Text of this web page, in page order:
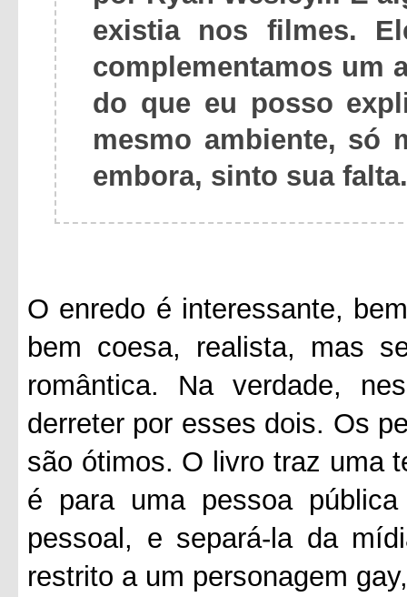
existia nos filmes.
complementamos um
do que eu posso
mesmo ambiente, só
embora, sinto sua
O enredo é interessante,
bem coesa, realista, mas
romântica. Na verdade,
derreter por esses dois. Os
são ótimos. O livro traz uma
é para uma pessoa
pessoal, e separá-la da
restrito a um personagem